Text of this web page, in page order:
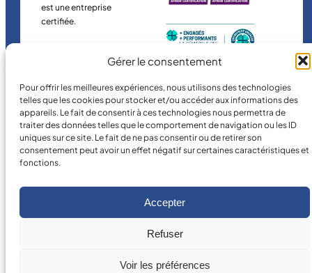
Gérer le consentement
Pour offrir les meilleures expériences, nous utilisons des technologies
telles que les cookies pour stocker et/ou accéder aux informations des
appareils. Le fait de consentir à ces technologies nous permettra de
traiter des données telles que le comportement de navigation ou les ID
uniques sur ce site. Le fait de ne pas consentir ou de retirer son
consentement peut avoir un effet négatif sur certaines caractéristiques et
fonctions.
Accepter
Refuser
Voir les préférences
est une entreprise
certifiée.
©2026MICRO MÉCANIQUE.
Conditions légales